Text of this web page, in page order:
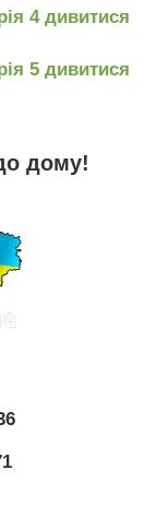
4 дивитися
5 дивитися
дому!